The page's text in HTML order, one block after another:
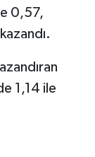
0,57,
1,14 ile